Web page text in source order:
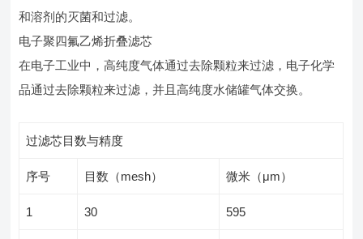
和溶剂的灭菌和过滤。
电子聚四氟乙烯折叠滤芯
在电子工业中，高纯度气体通过去除颗粒来过滤，电子化学
品通过去除颗粒来过滤，并且高纯度水储罐气体交换。
过滤芯目数与精度
序号 目数（mesh） 微米（μm）
1 30 595